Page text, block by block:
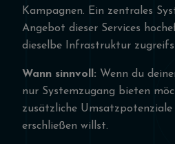
Kampagnen. Ein zentrales
Angebot dieser Services
dieselbe Infrastruktur
Wann sinnvoll: Wenn du
nur Systemzugang bieten
zusätzliche Umsatzpotenziale
erschließen willst.